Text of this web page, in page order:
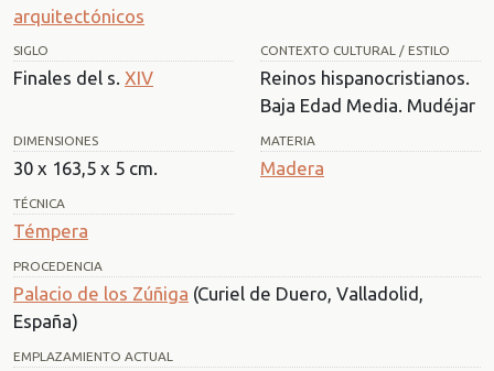
arquitectónicos
SIGLO
Finales del s. XIV
CONTEXTO CULTURAL / ESTILO
Reinos hispanocristianos.
Baja Edad Media. Mudéjar
DIMENSIONES
30 x 163,5 x 5 cm.
MATERIA
Madera
TÉCNICA
Témpera
PROCEDENCIA
Palacio de los Zúñiga (Curiel de Duero, Valladolid,
España)
EMPLAZAMIENTO ACTUAL